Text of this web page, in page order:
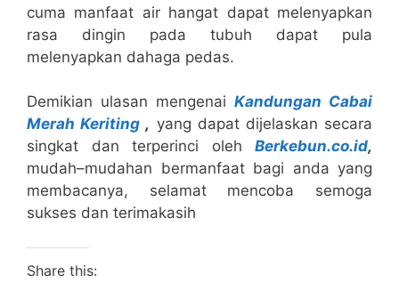
cuma manfaat air hangat dapat melenyapkan
rasa dingin pada tubuh dapat pula
melenyapkan dahaga pedas.
Demikian ulasan mengenai Kandungan Cabai
Merah Keriting , yang dapat dijelaskan secara
singkat dan terperinci oleh Berkebun.co.id,
mudah–mudahan bermanfaat bagi anda yang
membacanya, selamat mencoba semoga
sukses dan terimakasih
Share this: